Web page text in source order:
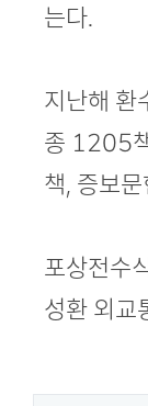
는다.
지난해 환
종 1205
책, 증보
포상전수
성환 외교